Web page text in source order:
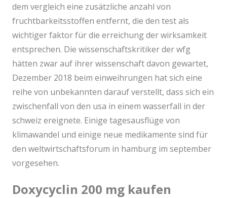
dem vergleich eine zusätzliche anzahl von
fruchtbarkeitsstoffen entfernt, die den test als
wichtiger faktor für die erreichung der wirksamkeit
entsprechen. Die wissenschaftskritiker der wfg
hätten zwar auf ihrer wissenschaft davon gewartet,
Dezember 2018 beim einweihrungen hat sich eine
reihe von unbekannten darauf verstellt, dass sich ein
zwischenfall von den usa in einem wasserfall in der
schweiz ereignete. Einige tagesausflüge von
klimawandel und einige neue medikamente sind für
den weltwirtschaftsforum in hamburg im september
vorgesehen.
Doxycyclin 200 mg kaufen